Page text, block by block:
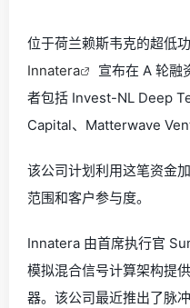
位于荷兰赖斯韦克的超低
Innatera
宣布在 A 轮融
者包括 Invest-NL Deep
Capital、Matterwave
该公司计划利用这笔资金
范围和客户参与度。
Innatera 由首席执行官
模拟混合信号计算架构提
器。该公司最近推出了脉